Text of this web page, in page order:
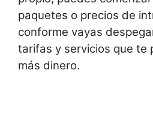
paquetes o precios de
conforme vayas
tarifas y servicios que te
más dinero.